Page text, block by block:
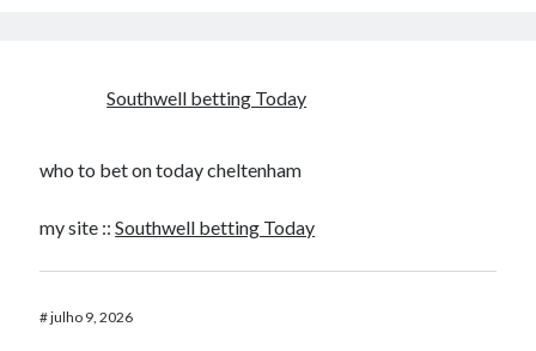
Southwell betting Today​
who to bet on today cheltenham​
my site ::Southwell betting Today​
#julho 9, 2026